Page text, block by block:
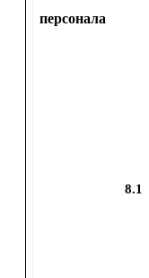
персонала
8.1